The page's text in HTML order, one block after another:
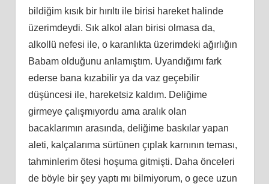
bildiğim kısık bir hırıltı ile birisi hareket halinde
üzerimdeydi. Sık alkol alan birisi olmasa da,
alkollü nefesi ile, o karanlıkta üzerimdeki ağırlığın
Babam olduğunu anlamıştım. Uyandığımı fark
ederse bana kızabilir ya da vaz geçebilir
düşüncesi ile, hareketsiz kaldım. Deliğime
girmeye çalışmıyordu ama aralık olan
bacaklarımın arasında, deliğime baskılar yapan
aleti, kalçalarıma sürtünen çıplak karnının teması,
tahminlerim ötesi hoşuma gitmişti. Daha önceleri
de böyle bir şey yaptı mı bilmiyorum, o gece uzun